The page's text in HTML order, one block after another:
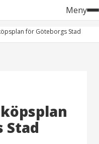
Meny
för Göteborgs Stad
Stad